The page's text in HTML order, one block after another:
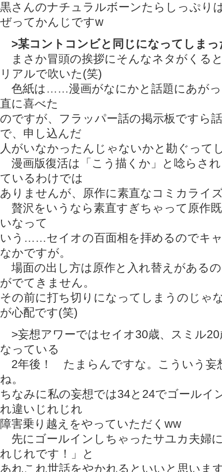
黒さんのナチュラルボーンたらしっぷり
ぜってかんじですw
>某コントコンビと同じになってしま
まさか冒頭の挨拶にそんなネタがくる
リアルで吹いた(笑)
色紙は……漫画がなにかと話題にあがっ
直に喜べた
のですが、フラッパー話の掲示板ですら
で、申し込んだ
人がいなかったんじゃないかと勘ぐって
漫画版復活は「こう描くか」と唸らさ
ているわけでは
ありませんが、原作に素直なコミカライ
贅沢をいうなら素直すぎちゃって原作
いなって
いう……セイオの百面相を拝めるのでキ
なかですが。
場面の出し方は原作と入れ替えがある
がでてきません。
その前に打ち切りになってしまうのじゃ
が心配です(笑)
>妄想アワーではセイオ30歳、スミル
なっている
2年後！ たまらんですな。こういう妄
ね。
ちなみに私の妄想では34と24でゴールイ
れ違いじれじれ
障害乗り越えをやっていただくww
先にゴールインしちゃったサユカ夫婦
れじれです！」と
あれこれ世話をやかれるといいと思いま